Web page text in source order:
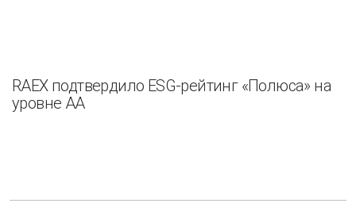
RAEX подтвердило ESG-рейтинг «Полюса» на
уровне АА